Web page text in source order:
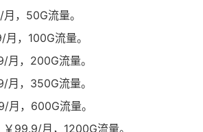
，50G流量。
，100G流量。
月，200G流量。
月，350G流量。
月，600G流量。
99.9/月，1200G流量。